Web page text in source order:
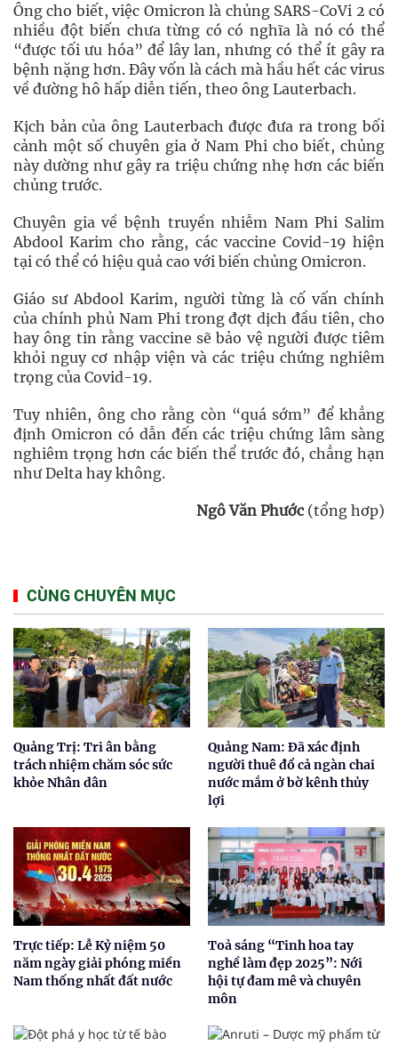
Ông cho biết, việc Omicron là chủng SARS-CoVi 2 có
nhiều đột biến chưa từng có có nghĩa là nó có thể
“được tối ưu hóa” để lây lan, nhưng có thể ít gây ra
bệnh nặng hơn. Đây vốn là cách mà hầu hết các virus
về đường hô hấp diễn tiến, theo ông Lauterbach.
Kịch bản của ông Lauterbach được đưa ra trong bối
cảnh một số chuyên gia ở Nam Phi cho biết, chủng
này dường như gây ra triệu chứng nhẹ hơn các biến
chủng trước.
Chuyên gia về bệnh truyền nhiễm Nam Phi Salim
Abdool Karim cho rằng, các vaccine Covid-19 hiện
tại có thể có hiệu quả cao với biến chủng Omicron.
Giáo sư Abdool Karim, người từng là cố vấn chính
của chính phủ Nam Phi trong đợt dịch đầu tiên, cho
hay ông tin rằng vaccine sẽ bảo vệ người được tiêm
khỏi nguy cơ nhập viện và các triệu chứng nghiêm
trọng của Covid-19.
Tuy nhiên, ông cho rằng còn “quá sớm” để khẳng
định Omicron có dẫn đến các triệu chứng lâm sàng
nghiêm trọng hơn các biến thể trước đó, chẳng hạn
như Delta hay không.
Ngô Văn Phước (tổng hơp)
CÙNG CHUYÊN MỤC
Quảng Trị: Tri ân bằng
trách nhiệm chăm sóc sức
khỏe Nhân dân
Quảng Nam: Đã xác định
người thuê đổ cả ngàn chai
nước mắm ở bờ kênh thủy
lợi
Trực tiếp: Lễ Kỷ niệm 50
năm ngày giải phóng miền
Nam thống nhất đất nước
Toả sáng “Tinh hoa tay
nghề làm đẹp 2025”: Nới
hội tự đam mê và chuyên
môn